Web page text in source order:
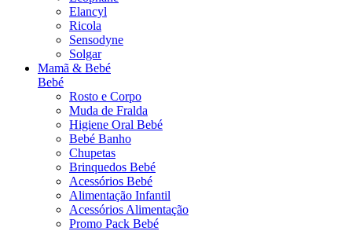
Elancyl
Ricola
Sensodyne
Solgar
Mamã & Bebé
Bebé
Rosto e Corpo
Muda de Fralda
Higiene Oral Bebé
Bebé Banho
Chupetas
Brinquedos Bebé
Acessórios Bebé
Alimentação Infantil
Acessórios Alimentação
Promo Pack Bebé